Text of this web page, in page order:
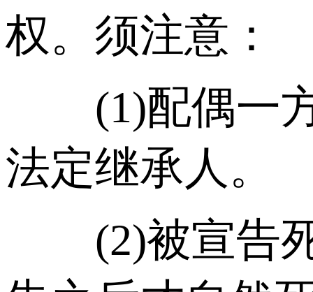
权。须注意：
(1)配偶一
法定继承人。
(2)被宣告死